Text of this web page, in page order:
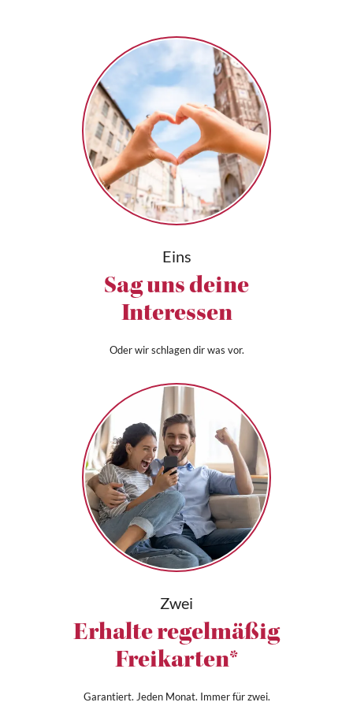
Eins
Sag uns deine
Interessen
Oder wir schlagen dir was vor.
Zwei
Erhalte regelmäßig
Freikarten*
Garantiert. Jeden Monat. Immer für zwei.